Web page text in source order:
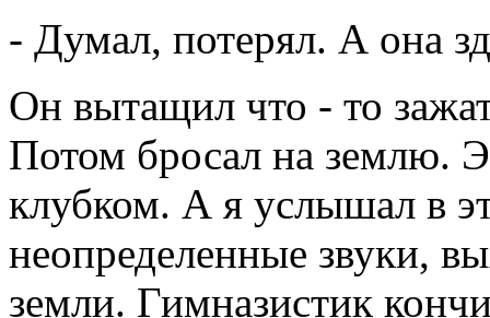
- Думал, потерял. А она
Он вытащил что - то
Потом бросал на землю.
клубком. А я услышал в
неопределенные звуки,
земли. Гимназистик